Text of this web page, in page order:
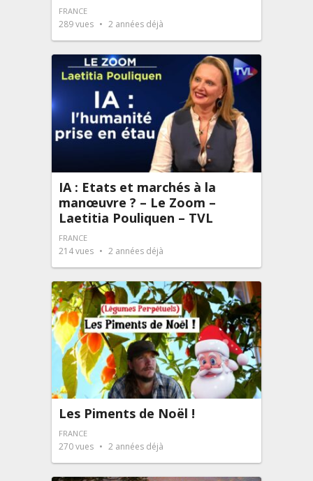
FRANCE
289vues 2 années déjà
IA : Etats et marchés à la
manœuvre ? – Le Zoom –
Laetitia Pouliquen – TVL
FRANCE
214vues 2 années déjà
Les Piments de Noël !
FRANCE
270vues 2 années déjà